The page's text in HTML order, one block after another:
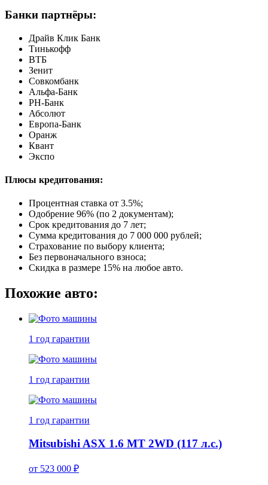
Банки партнёры:
Драйв Клик Банк
Тинькофф
ВТБ
Зенит
Совкомбанк
Альфа-Банк
РН-Банк
Абсолют
Европа-Банк
Оранж
Квант
Экспо
Плюсы кредитования:
Процентная ставка от 3.5%;
Одобрение 96% (по 2 документам);
Срок кредитования до 7 лет;
Сумма кредитования до 7 000 000 рублей;
Страхование по выбору клиента;
Без первоначального взноса;
Скидка в размере 15% на любое авто.
Похожие авто:
1 год гарантии
1 год гарантии
1 год гарантии
Mitsubishi ASX 1.6 MT 2WD (117 л.с.)
от 523 000 ₽